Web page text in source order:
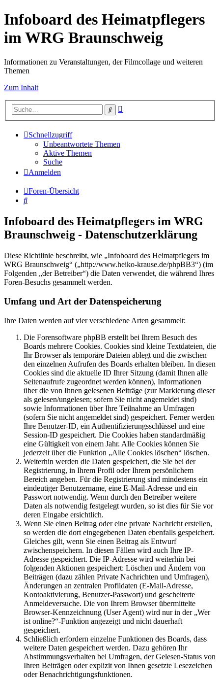
Infoboard des Heimatpflegers
im WRG Braunschweig
Informationen zu Veranstaltungen, der Filmcollage und weiteren
Themen
Zum Inhalt
Suche
Schnellzugriff
Unbeantwortete Themen
Aktive Themen
Suche
Anmelden
Foren-Übersicht
Suche
Infoboard des Heimatpflegers im WRG
Braunschweig - Datenschutzerklärung
Diese Richtlinie beschreibt, wie „Infoboard des Heimatpflegers im
WRG Braunschweig“ („http://www.heiko-krause.de/phpBB3“) (im
Folgenden „der Betreiber“) die Daten verwendet, die während Ihres
Foren-Besuchs gesammelt werden.
Umfang und Art der Datenspeicherung
Ihre Daten werden auf vier verschiedene Arten gesammelt:
Die Forensoftware phpBB erstellt bei Ihrem Besuch des
Boards mehrere Cookies. Cookies sind kleine Textdateien, die
Ihr Browser als temporäre Dateien ablegt und die zwischen
den einzelnen Aufrufen des Boards erhalten bleiben. In diesen
Cookies sind die aktuelle ID Ihrer Sitzung (damit Ihnen alle
Seitenaufrufe zugeordnet werden können), Informationen
über die von Ihnen gelesenen Beiträge (zur Markierung dieser
als gelesen/ungelesen; sofern Sie nicht angemeldet sind)
sowie Informationen über Ihre Teilnahme an Umfragen
(sofern Sie nicht angemeldet sind) gespeichert. Ferner werden
Ihre Benutzer-ID, ein Authentifizierungsschlüssel und eine
Session-ID gespeichert. Die Cookies haben standardmäßig
eine Gültigkeit von einem Jahr. Alle Cookies können Sie
jederzeit über die Funktion „Alle Cookies löschen“ löschen.
Weiterhin werden die Daten gespeichert, die Sie bei der
Registrierung, in Ihrem Profil oder Ihrem persönlichem
Bereich angeben. Für die Registrierung sind mindestens ein
eindeutiger Benutzername, eine E-Mail-Adresse und ein
Passwort notwendig. Wenn durch den Betreiber weitere
Daten als notwendig festgelegt wurden, so ist dies für Sie vor
deren Eingabe ersichtlich.
Wenn Sie einen Beitrag oder eine private Nachricht erstellen,
so werden die dort eingegebenen Daten ebenfalls gespeichert.
Gleiches gilt, wenn Sie einen Beitrag als Entwurf
zwischenspeichern. In diesen Fällen wird auch Ihre IP-
Adresse gespeichert. Die IP-Adresse wird weiterhin bei
folgenden Aktionen gespeichert: Löschen und Ändern von
Beiträgen (dazu zählen Private Nachrichten und Umfragen),
Änderungen an zentralen Profildaten (E-Mail-Adresse,
Kontoaktivierung, Benutzer-Passwort) und gescheiterte
Anmeldeversuche. Die von Ihrem Browser übermittelte
Browser-Kennzeichnung (User Agent) wird nur in der „Wer
ist online?“-Funktion angezeigt und nicht dauerhaft
gespeichert.
Schließlich erfordern einzelne Funktionen des Boards, dass
weitere Daten gespeichert werden. Dazu gehören Ihr
Abstimmungsverhalten bei Umfragen, der Gelesen-Status von
Ihren Beiträgen oder explizit von Ihnen gesetzte Lesezeichen
oder Benachrichtigungsfunktionen.